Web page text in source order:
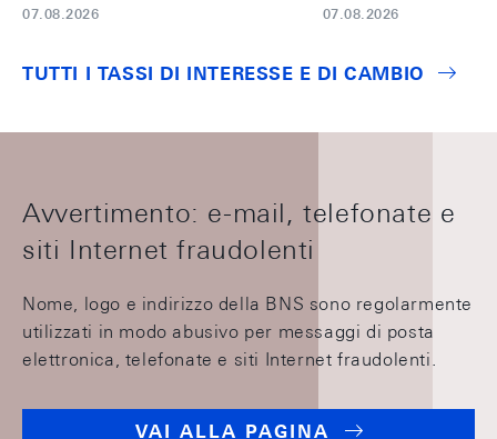
07.08.2026 07.08.2026
TUTTI I TASSI DI INTERESSE E DI CAMBIO
Avvertimento: e-mail, telefonate e
siti Internet fraudolenti
Nome, logo e indirizzo della BNS sono regolarmente
utilizzati in modo abusivo per messaggi di posta
elettronica, telefonate e siti Internet fraudolenti.
VAI ALLA PAGINA